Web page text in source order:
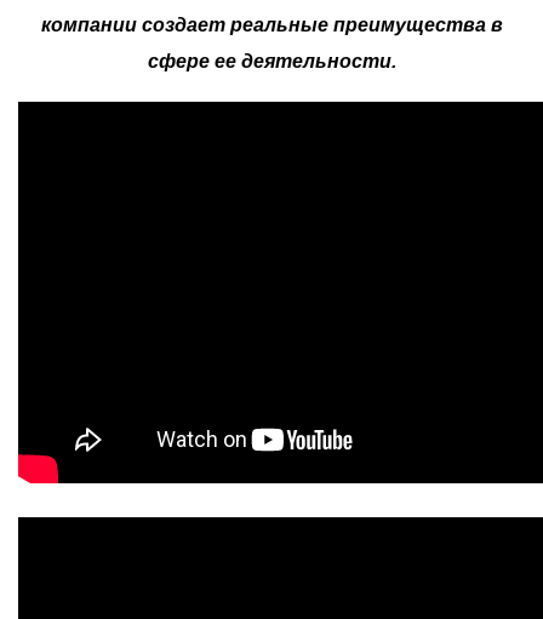
компании создает реальные преимущества в
сфере ее деятельности.